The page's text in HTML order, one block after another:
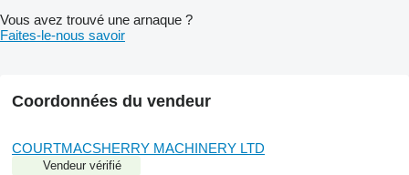
Vous avez trouvé une arnaque ?
Faites-le-nous savoir
Coordonnées du vendeur
COURTMACSHERRY MACHINERY LTD
Vendeur vérifié